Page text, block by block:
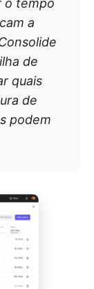
o tempo
a
de
quais
de
podem